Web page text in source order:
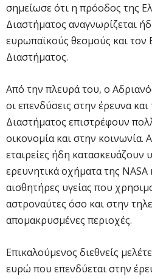
σημείωσε ότι η πρόοδος της
Διαστήματος αναγνωρίζεται
ευρωπαϊκούς θεσμούς και
Διαστήματος.
Από την πλευρά του, ο
οι επενδύσεις στην έρευνα
Διαστήματος επιστρέφουν
οικονομία και στην κοινωνία.
εταιρείες ήδη κατασκευάζουν
ερευνητικά οχήματα της
αισθητήρες υγείας που
αστροναύτες όσο και στην
απομακρυσμένες περιοχές.
Επικαλούμενος διεθνείς
ευρώ που επενδύεται στην